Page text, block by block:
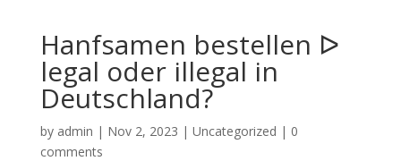
Hanfsamen bestellen ᐅ
legal oder illegal in
Deutschland?
by admin | Nov 2, 2023 | Uncategorized | 0
comments